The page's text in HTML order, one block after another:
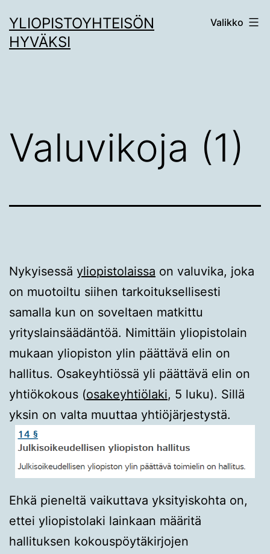
sisältöön
YLIOPISTOYHTEISÖN
HYVÄKSI
Valikko
Valuvikoja (1)
Nykyisessä yliopistolaissa on valuvika, joka
on muotoiltu siihen tarkoituksellisesti
samalla kun on soveltaen matkittu
yrityslainsäädäntöä. Nimittäin yliopistolain
mukaan yliopiston ylin päättävä elin on
hallitus. Osakeyhtiössä yli päättävä elin on
yhtiökokous (osakeyhtiölaki, 5 luku). Sillä
yksin on valta muuttaa yhtiöjärjestystä.
Ehkä pieneltä vaikuttava yksityiskohta on,
ettei yliopistolaki lainkaan määritä
hallituksen kokouspöytäkirjojen